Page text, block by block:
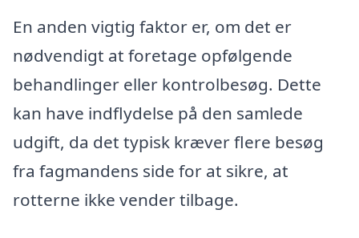
En anden vigtig faktor er, om det er
nødvendigt at foretage opfølgende
behandlinger eller kontrolbesøg. Dette
kan have indflydelse på den samlede
udgift, da det typisk kræver flere besøg
fra fagmandens side for at sikre, at
rotterne ikke vender tilbage.